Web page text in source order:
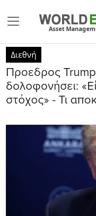
Asset
Διεθνή
Προεδρος
δολοφονήσει:
στόχος» - Τι